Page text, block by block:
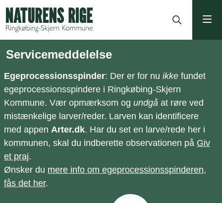
Servicemeddelelse
Egeprocessionsspinder: Der er for nu ikke fundet
egeprocessionsspindere i Ringkøbing-Skjern
Kommune. Vær opmærksom og undgå at røre ved
mistænkelige larver/reder. Larven kan identificere
med appen Arter.dk. Har du set en larve/rede her i
kommunen, skal du indberette observationen på Giv
et praj.
Ønsker du mere info om egeprocessionsspinderen,
fås det her.